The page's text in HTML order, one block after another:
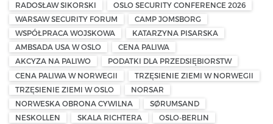
RADOSŁAW SIKORSKI
OSLO SECURITY CONFERENCE 2026
WARSAW SECURITY FORUM
CAMP JOMSBORG
WSPÓŁPRACA WOJSKOWA
KATARZYNA PISARSKA
AMBSADA USA W OSLO
CENA PALIWA
AKCYZA NA PALIWO
PODATKI DLA PRZEDSIĘBIORSTW
CENA PALIWA W NORWEGII
TRZĘSIENIE ZIEMI W NORWEGII
TRZĘSIENIE ZIEMI W OSLO
NORSAR
NORWESKA OBRONA CYWILNA
SØRUMSAND
NESKOLLEN
SKALA RICHTERA
OSLO-BERLIN